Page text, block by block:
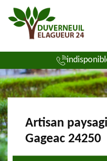
Artisan
Gageac 24250